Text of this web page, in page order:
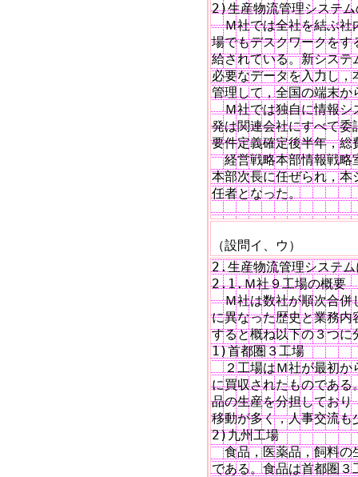
2)生産物流管理システ
Ｍ社では全社を結ぶ社
場でもデスクワークを
給されている。新シス
必要なデータを入力し
管理して，全国の端末
Ｍ社では独自に情報シ
発は関連会社にすべて
要件定義確定後半年，
経営戦略本部情報戦略
本部次長に任ぜられ，
任者となった。
（設問イ、ウ）
2.生産物流管理システ
2.1.Ｍ社９工場の概要
Ｍ社は数社が順次合併
に異なった歴史と業務
すると概ね以下の３つに
1)首都圏３工場
２工場はＭ社が最初か
に買収されたものであ
品の生産を分担してお
移動が多く，人事交流も
2)九州工場
食品，医薬品，飼料の
である。食品は首都圏